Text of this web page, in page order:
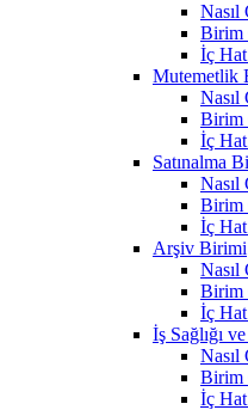
Nasıl
Birim
İç
Mutemetlik
Nasıl
Birim
İç
Satınalma
Nasıl
Birim
İç
Arşiv Birimi
Nasıl
Birim
İç
İş Sağlığı
Nasıl
Birim
İç